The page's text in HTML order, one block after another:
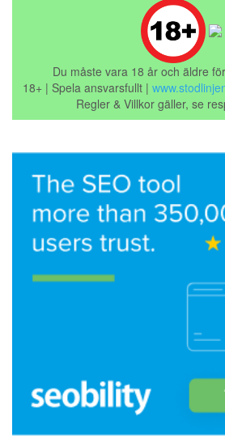
Du måste vara 18 år och äldre
18+ | Spela ansvarsfullt |
Regler & Villkor gäller, se